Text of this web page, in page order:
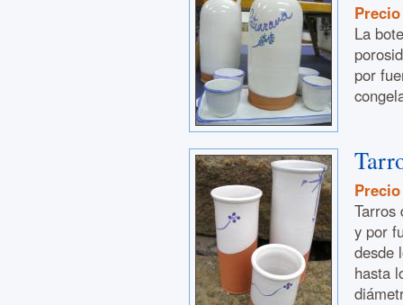
La
por
Tarros
y por
desde
hasta